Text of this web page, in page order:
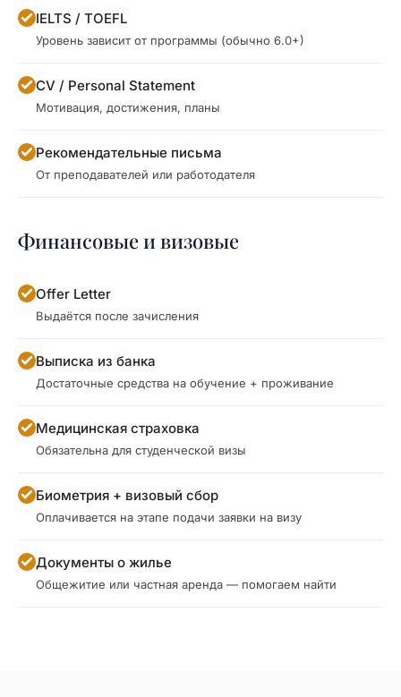
IELTS / TOEFL
Уровень зависит от программы (обычно 6.0+)
CV / Personal Statement
Мотивация, достижения, планы
Рекомендательные письма
От преподавателей или работодателя
Финансовые и визовые
Offer Letter
Выдаётся после зачисления
Выписка из банка
Достаточные средства на обучение + проживание
Медицинская страховка
Обязательна для студенческой визы
Биометрия + визовый сбор
Оплачивается на этапе подачи заявки на визу
Документы о жилье
Общежитие или частная аренда — помогаем найти